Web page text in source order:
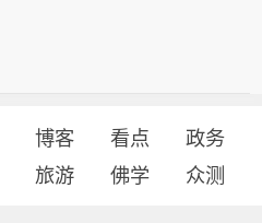
博客 看点
政务
旅游 佛学 众测